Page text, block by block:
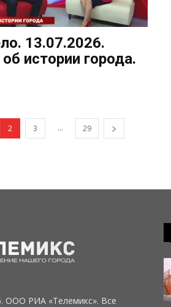
13.07.2026.
истории города.
2 3 ... 29
ООО РИА «Телемикс». Все